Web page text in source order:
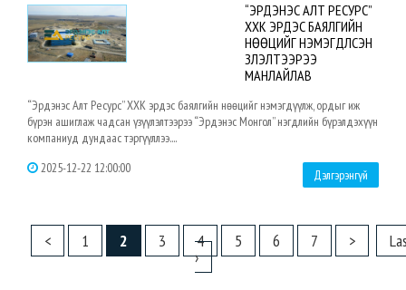
“ЭРДЭНЭС АЛТ РЕСУРС”
ХХК ЭРДЭС БАЯЛГИЙН
НӨӨЦИЙГ НЭМЭГДҮҮЛСЭН
ҮЗҮҮЛЭЛТЭЭРЭЭ
МАНЛАЙЛАВ
“Эрдэнэс Алт Ресурс” ХХК эрдэс баялгийн нөөцийг нэмэгдүүлж, ордыг иж
бүрэн ашиглаж чадсан үзүүлэлтээрээ “Эрдэнэс Монгол” нэгдлийн бүрэлдэхүүн
компаниуд дундаас тэргүүллээ....
2025-12-22 12:00:00
Дэлгэрэнгүй
< 1 2 3 4 5 6 7 >
›